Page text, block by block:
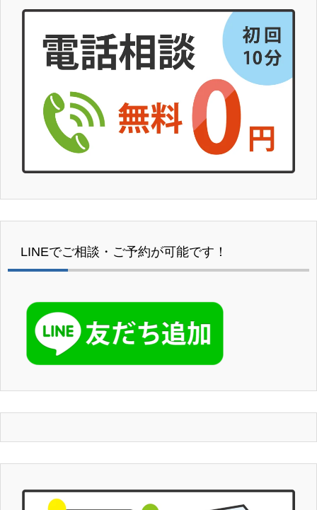
LINEでご相談・ご予約が可能です！